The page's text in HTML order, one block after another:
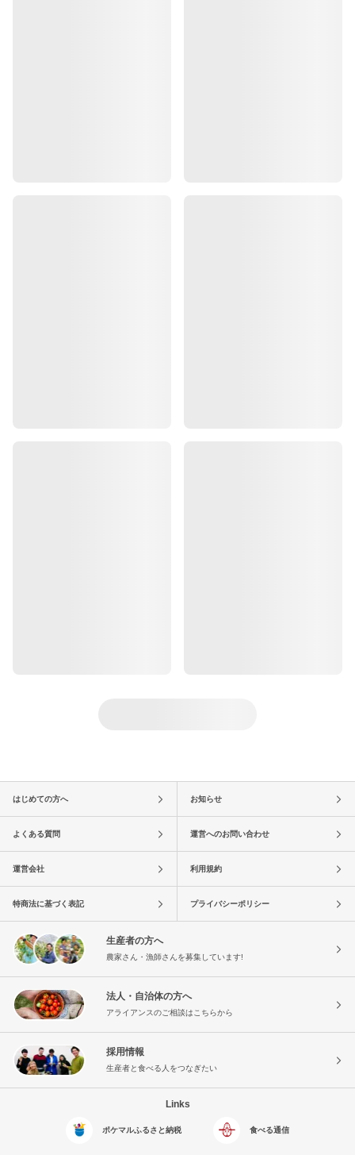
はじめての方へ お知らせ
よくある質問 運営へのお問い合わせ
運営会社 利用規約
特商法に基づく表記 プライバシーポリシー
生産者の方へ
農家さん・漁師さんを募集しています!
法人・自治体の方へ
アライアンスのご相談はこちらから
採用情報
生産者と食べる人をつなぎたい
Links
ポケマルふるさと納税 食べる通信